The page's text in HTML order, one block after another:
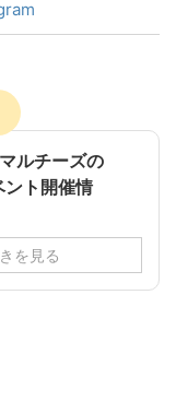
ルチーズの
ント開催情
を見る